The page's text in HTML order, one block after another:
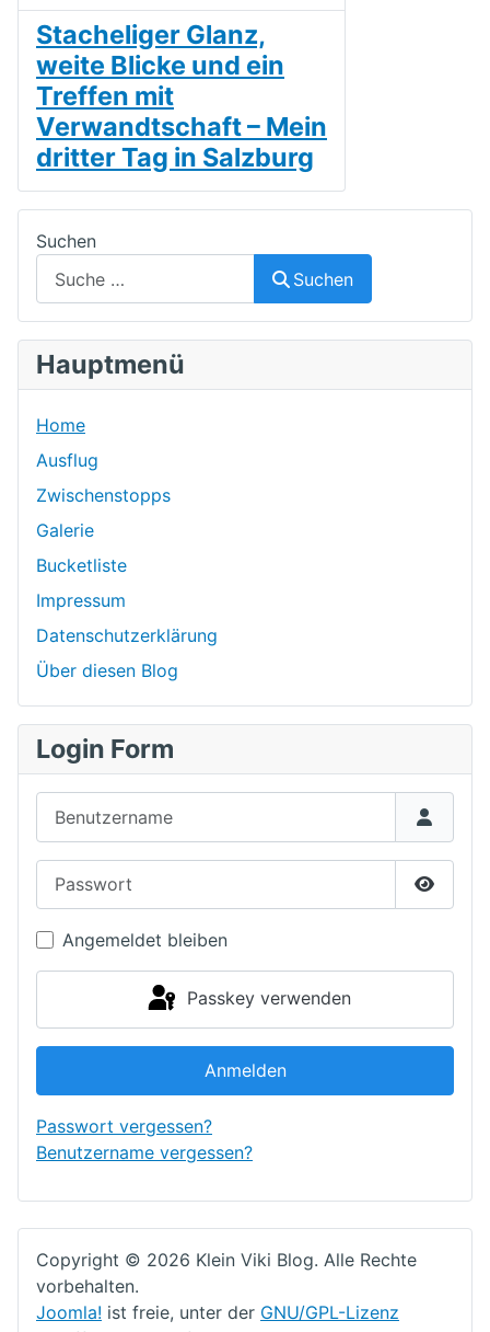
Stacheliger Glanz,
weite Blicke und ein
Treffen mit
Verwandtschaft – Mein
dritter Tag in Salzburg
Suchen
Suchen
Hauptmenü
Home
Ausflug
Zwischenstopps
Galerie
Bucketliste
Impressum
Datenschutzerklärung
Über diesen Blog
Login Form
Angemeldet bleiben
Passkey verwenden
Anmelden
Passwort vergessen?
Benutzername vergessen?
Copyright © 2026 Klein Viki Blog. Alle Rechte
vorbehalten.
Joomla! ist freie, unter der GNU/GPL-Lizenz